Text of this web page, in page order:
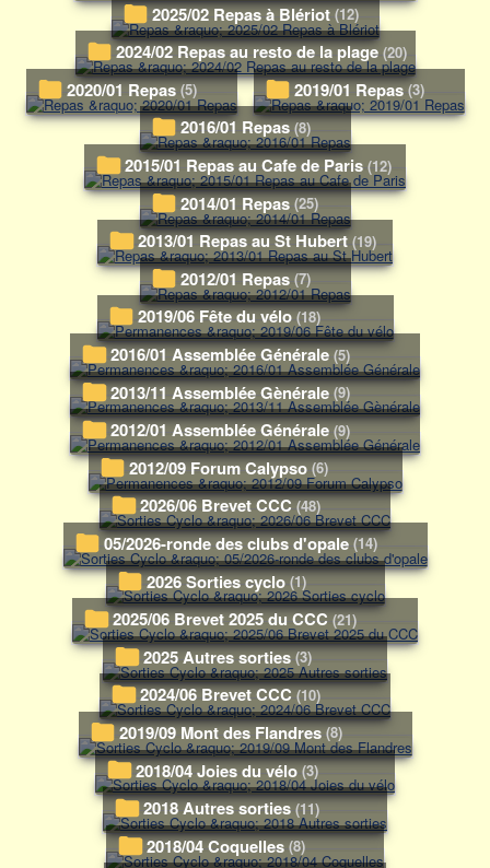
2025/02 Repas à Blériot (12)
2024/02 Repas au resto de la plage (20)
2020/01 Repas (5) 2019/01 Repas (3)
2016/01 Repas (8)
2015/01 Repas au Cafe de Paris (12)
2014/01 Repas (25)
2013/01 Repas au St Hubert (19)
2012/01 Repas (7)
2019/06 Fête du vélo (18)
2016/01 Assemblée Générale (5)
2013/11 Assemblée Gènérale (9)
2012/01 Assemblée Générale (9)
2012/09 Forum Calypso (6)
2026/06 Brevet CCC (48)
05/2026-ronde des clubs d'opale (14)
2026 Sorties cyclo (1)
2025/06 Brevet 2025 du CCC (21)
2025 Autres sorties (3)
2024/06 Brevet CCC (10)
2019/09 Mont des Flandres (8)
2018/04 Joies du vélo (3)
2018 Autres sorties (11)
2018/04 Coquelles (8)